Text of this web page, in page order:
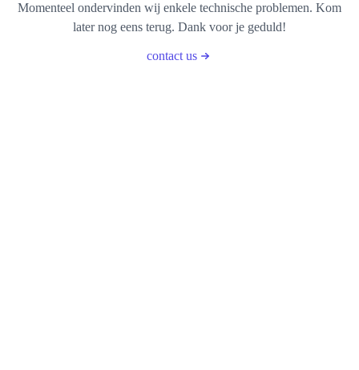
Momenteel ondervinden wij enkele technische problemen. Kom
later nog eens terug. Dank voor je geduld!
contact us